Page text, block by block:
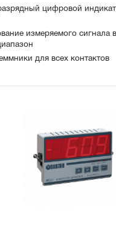
цифровой
измеряемого сигнала
для всех контактов